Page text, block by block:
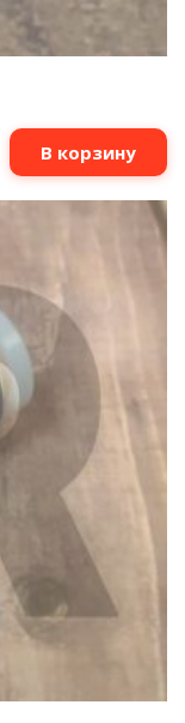
В корзину